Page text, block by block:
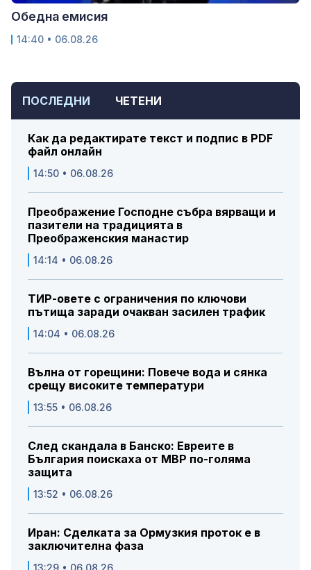
ПОСЛЕДНИ ЧЕТЕНИ
Как да редактирате текст и подпис в PDF
файл онлайн
14:50 • 06.08.26
Преображение Господне събра вярващи и
пазители на традицията в
Преображенския манастир
14:14 • 06.08.26
ТИР-овете с ограничения по ключови
пътища заради очакван засилен трафик
14:04 • 06.08.26
Вълна от горещини: Повече вода и сянка
срещу високите температури
13:55 • 06.08.26
След скандала в Банско: Евреите в
България поискаха от МВР по-голяма
защита
13:52 • 06.08.26
Иран: Сделката за Ормузкия проток е в
заключителна фаза
Обедна емисия
14:40 • 06.08.26